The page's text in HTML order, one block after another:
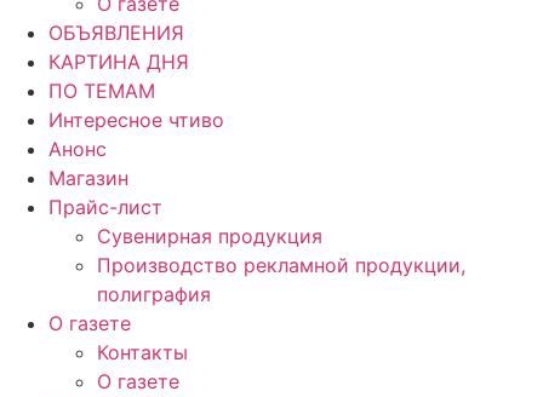
ОБЪЯВЛЕНИЯ
КАРТИНА ДНЯ
ПО ТЕМАМ
Интересное чтиво
Анонс
Магазин
Прайс-лист
Сувенирная продукция
Производство рекламной продукции,
полиграфия
О газете
Контакты
О газете